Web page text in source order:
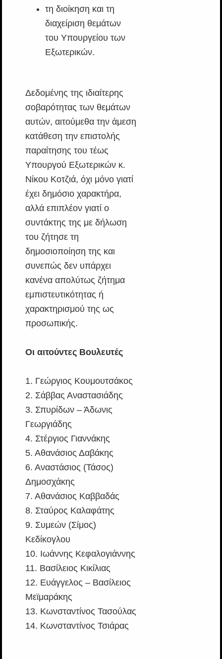
τη διοίκηση και τη
διαχείριση θεμάτων
του Υπουργείου των
Εξωτερικών.
Δεδομένης της ιδιαίτερης
σοβαρότητας των θεμάτων
αυτών, αιτούμεθα την άμεση
κατάθεση την επιστολής
παραίτησης του τέως
Υπουργού Εξωτερικών κ.
Νίκου Κοτζιά, όχι μόνο γιατί
έχει δημόσιο χαρακτήρα,
αλλά επιπλέον γιατί ο
συντάκτης της με δήλωση
του ζήτησε τη
δημοσιοποίηση της και
συνεπώς δεν υπάρχει
κανένα απολύτως ζήτημα
εμπιστευτικότητας ή
χαρακτηρισμού της ως
προσωπικής.
Οι αιτούντες Βουλευτές
1. Γεώργιος Κουμουτσάκος
2. Σάββας Αναστασιάδης
3. Σπυρίδων – Άδωνις
Γεωργιάδης
4. Στέργιος Γιαννάκης
5. Αθανάσιος Δαβάκης
6. Αναστάσιος (Τάσος)
Δημοσχάκης
7. Αθανάσιος Καββαδάς
8. Σταύρος Καλαφάτης
9. Συμεών (Σίμος)
Κεδίκογλου
10. Ιωάννης Κεφαλογιάννης
11. Βασίλειος Κικίλιας
12. Ευάγγελος – Βασίλειος
Μεϊμαράκης
13. Κωνσταντίνος Τασούλας
14. Κωνσταντίνος Τσιάρας